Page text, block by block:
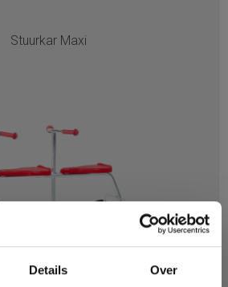
Details Over
Stuurkar Maxi